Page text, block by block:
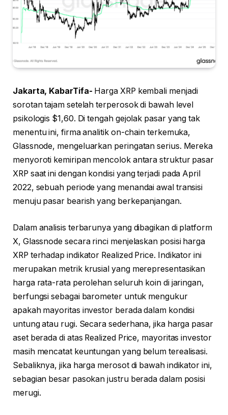
Jakarta, KabarTifa- Harga XRP kembali menjadi
sorotan tajam setelah terperosok di bawah level
psikologis $1,60. Di tengah gejolak pasar yang tak
menentu ini, firma analitik on-chain terkemuka,
Glassnode, mengeluarkan peringatan serius. Mereka
menyoroti kemiripan mencolok antara struktur pasar
XRP saat ini dengan kondisi yang terjadi pada April
2022, sebuah periode yang menandai awal transisi
menuju pasar bearish yang berkepanjangan.
Dalam analisis terbarunya yang dibagikan di platform
X, Glassnode secara rinci menjelaskan posisi harga
XRP terhadap indikator Realized Price. Indikator ini
merupakan metrik krusial yang merepresentasikan
harga rata-rata perolehan seluruh koin di jaringan,
berfungsi sebagai barometer untuk mengukur
apakah mayoritas investor berada dalam kondisi
untung atau rugi. Secara sederhana, jika harga pasar
aset berada di atas Realized Price, mayoritas investor
masih mencatat keuntungan yang belum terealisasi.
Sebaliknya, jika harga merosot di bawah indikator ini,
sebagian besar pasokan justru berada dalam posisi
merugi.